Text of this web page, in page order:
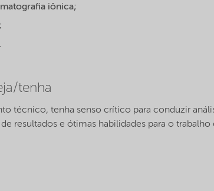
iônica;
tenha
técnico, tenha senso crítico para conduzir
resultados e ótimas habilidades para o trabalho